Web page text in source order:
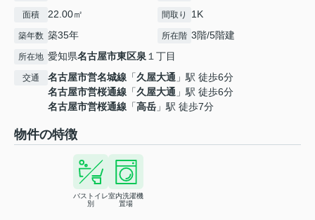
面積 22.00㎡ 間取り 1K
築年数 築35年 所在階 3階/5階建
所在地 愛知県名古屋市東区泉 １丁目
交通 名古屋市営名城線 「久屋大通 」駅 徒歩6分
名古屋市営桜通線 「久屋大通 」駅 徒歩6分
名古屋市営桜通線 「高岳 」駅 徒歩7分
物件の特徴
バストイレ
別
室内洗濯機
置場